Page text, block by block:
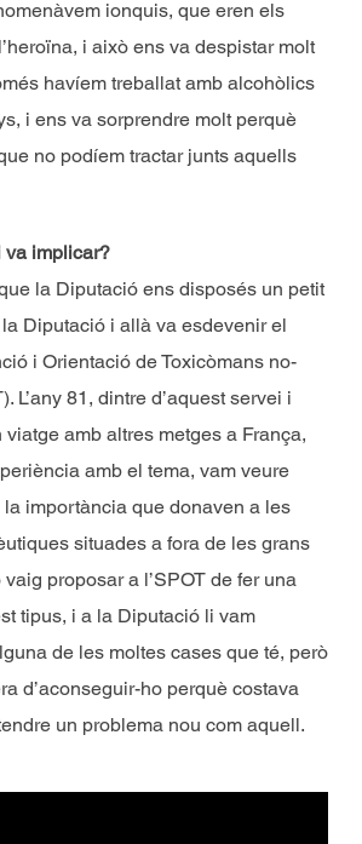
ionquis, que eren els
i això ens va despistar molt
havíem treballat amb alcohòlics
i ens va sorprendre molt perquè
no podíem tractar junts aquells
va implicar?
la Diputació ens disposés un petit
Diputació i allà va esdevenir el
i Orientació de Toxicòmans no-
L’any 81, dintre d’aquest servei i
amb altres metges a França,
amb el tema, vam veure
importància que donaven a les
situades a fora de les grans
proposar a l’SPOT de fer una
tipus, i a la Diputació li vam
de les moltes cases que té, però
d’aconseguir-ho perquè costava
un problema nou com aquell.